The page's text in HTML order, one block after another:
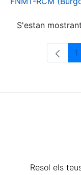
S'estan
1
Resol els